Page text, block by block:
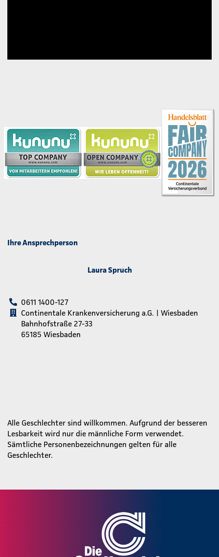
Ihre Ansprechperson
Laura Spruch
0611 1400-127
Continentale Krankenversicherung a.G. | Wiesbaden
Bahnhofstraße 27-33
65185 Wiesbaden
Alle Geschlechter sind willkommen. Aufgrund der besseren
Lesbarkeit wird nur die männliche Form verwendet.
Sämtliche Personenbezeichnungen gelten für alle
Geschlechter.